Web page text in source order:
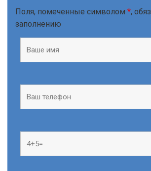
Поля, помеченные символом *,
заполнению